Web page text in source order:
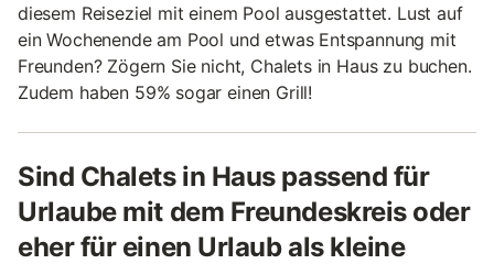
diesem Reiseziel mit einem Pool ausgestattet. Lust auf
ein Wochenende am Pool und etwas Entspannung mit
Freunden? Zögern Sie nicht, Chalets in Haus zu buchen.
Zudem haben 59% sogar einen Grill!
Sind Chalets in Haus passend für
Urlaube mit dem Freundeskreis oder
eher für einen Urlaub als kleine